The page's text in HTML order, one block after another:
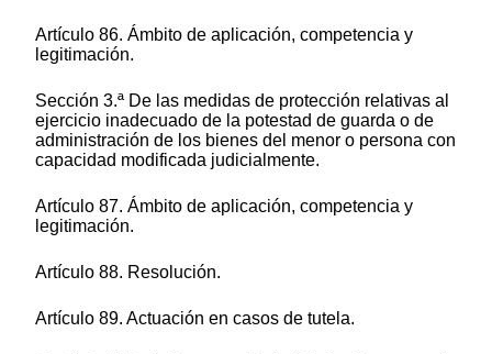
Artículo 86. Ámbito de aplicación, competencia y
legitimación.
Sección 3.ª De las medidas de protección relativas al
ejercicio inadecuado de la potestad de guarda o de
administración de los bienes del menor o persona con
capacidad modificada judicialmente.
Artículo 87. Ámbito de aplicación, competencia y
legitimación.
Artículo 88. Resolución.
Artículo 89. Actuación en casos de tutela.